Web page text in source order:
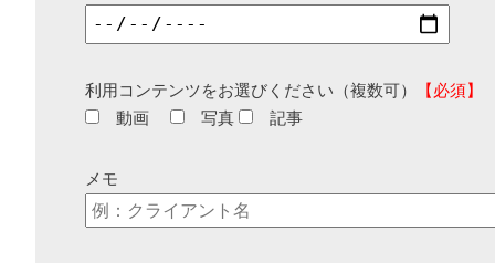
利用コンテンツをお選びください（複数可）
【必須】
動画
写真 記事
メモ